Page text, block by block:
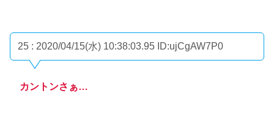
25 : 2020/04/15(水) 10:38:03.95 ID:ujCgAW7P0
カントンさぁ…